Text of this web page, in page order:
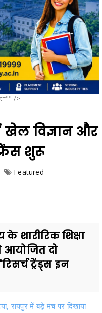
/>
खेल विज्ञान और
शुरू
Featured
के शारीरिक शिक्षा
दो
ट्रेंड्स इन
रायपुर में बड़े मंच पर दिखाया